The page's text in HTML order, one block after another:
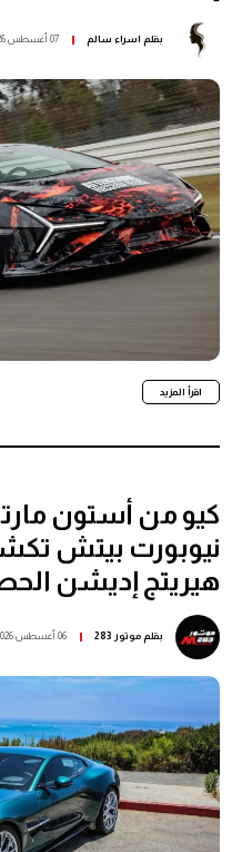
بقلم اسراء سالم 07 أغسطس 2026
اقرأ المزيد
كيو من أستون
نيوبورت بيتش
هيريتج إديشن
بقلمموتور 283 06 أغسطس 2026